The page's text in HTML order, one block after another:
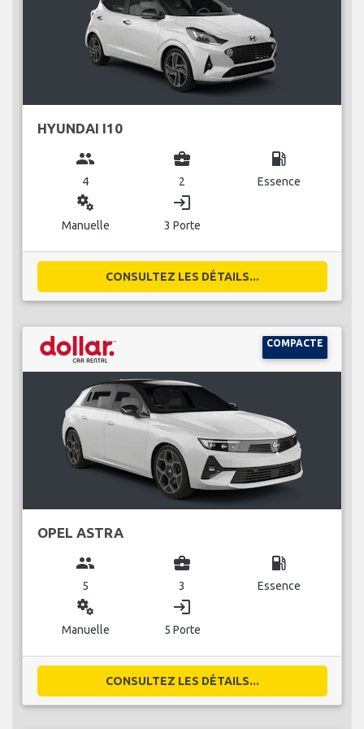
HYUNDAI I10
group
4
business_center
2
local_gas_station
Essence
miscellaneous_services
Manuelle
login
3 Porte
CONSULTEZ LES DÉTAILS...
COMPACTE
OPEL ASTRA
group
5
business_center
3
local_gas_station
Essence
miscellaneous_services
Manuelle
login
5 Porte
CONSULTEZ LES DÉTAILS...